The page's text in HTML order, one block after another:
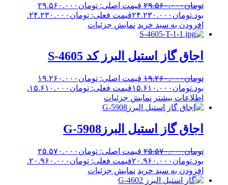
تومان۲۹.۵۶۰.۰۰۰
قیمت اصلی: تومان۲۹.۵۶۰.۰۰۰
تومان۲۴.۲۳۰.۰۰۰قیمت فعلی: تومان۲۴.۲۳۰.۰۰۰.
افزودن به سبد خرید نمایش جزئیات
اجاق گاز استیل البرز کد S-4605
تومان۱۹.۲۶۰.۰۰۰
قیمت اصلی: تومان۱۹.۲۶۰.۰۰۰
تومان۱۵.۶۱۰.۰۰۰قیمت فعلی: تومان۱۵.۶۱۰.۰۰۰.
اطلاعات بیشتر نمایش جزئیات
اجاق گاز استیل البرزG-5908
تومان۲۵.۵۷۰.۰۰۰
قیمت اصلی: تومان۲۵.۵۷۰.۰۰۰
تومان۲۰.۹۶۰.۰۰۰قیمت فعلی: تومان۲۰.۹۶۰.۰۰۰.
افزودن به سبد خرید نمایش جزئیات